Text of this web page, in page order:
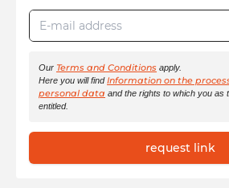
E-mail address
Our Terms and Conditions apply.
Here you will findInformation on the
personal data and the rights to which you as
entitled.
request link